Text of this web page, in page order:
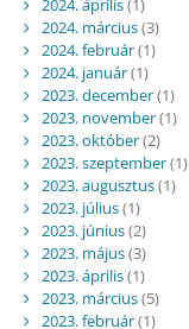
2024. március(3)
2024. február(1)
2024. január(1)
2023. december(1)
2023. november(1)
2023. október(2)
2023. szeptember(1)
2023. augusztus(1)
2023. július(1)
2023. június(2)
2023. május(3)
2023. április(1)
2023. március(5)
2023. február(1)